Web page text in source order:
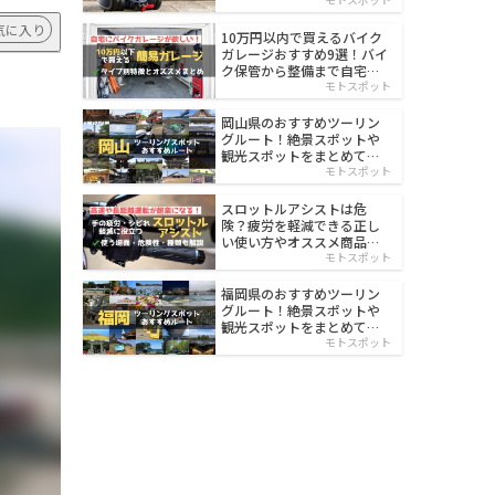
に入り
10万円以内で買えるバイク
ガレージおすすめ9選！バイ
ク保管から整備まで自宅で
モトスポット
岡山県のおすすめツーリン
グルート！絶景スポットや
観光スポットをまとめて紹
モトスポット
スロットルアシストは危
険？疲労を軽減できる正し
い使い方やオススメ商品を
モトスポット
福岡県のおすすめツーリン
グルート！絶景スポットや
観光スポットをまとめて紹
モトスポット